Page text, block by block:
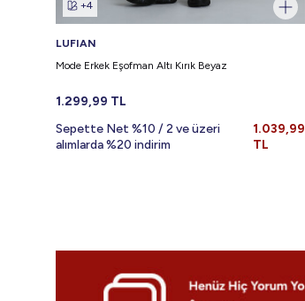
+4
LUFIAN
Mode Erkek Eşofman Altı Kırık Beyaz
1.299,99 TL
Sepette Net %10 / 2 ve üzeri
alımlarda %20 indirim
1.039,99
TL